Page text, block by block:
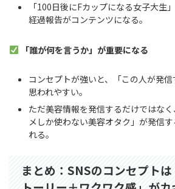
「100日後にFカップになる女子大生
経過報告がコンテンツになる。
「誰が何を言うか」が重要になる
コンセプトが強いと、「この人が発
思われやすい。
ただ美容情報を発信するだけではな
メしか使わない美容オタク」が発信
れる。
まとめ：SNSのコンセプト